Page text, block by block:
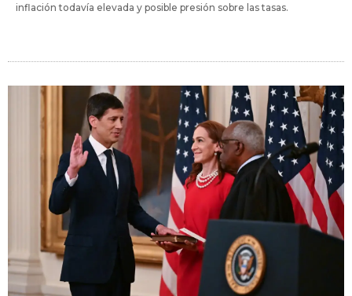
inflación todavía elevada y posible presión sobre las tasas.